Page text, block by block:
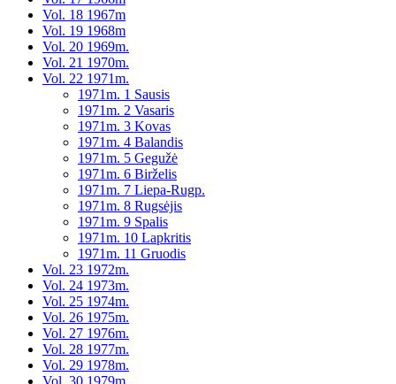
Vol. 18 1967m
Vol. 19 1968m
Vol. 20 1969m.
Vol. 21 1970m.
Vol. 22 1971m.
1971m. 1 Sausis
1971m. 2 Vasaris
1971m. 3 Kovas
1971m. 4 Balandis
1971m. 5 Gegužė
1971m. 6 Birželis
1971m. 7 Liepa-Rugp.
1971m. 8 Rugsėjis
1971m. 9 Spalis
1971m. 10 Lapkritis
1971m. 11 Gruodis
Vol. 23 1972m.
Vol. 24 1973m.
Vol. 25 1974m.
Vol. 26 1975m.
Vol. 27 1976m.
Vol. 28 1977m.
Vol. 29 1978m.